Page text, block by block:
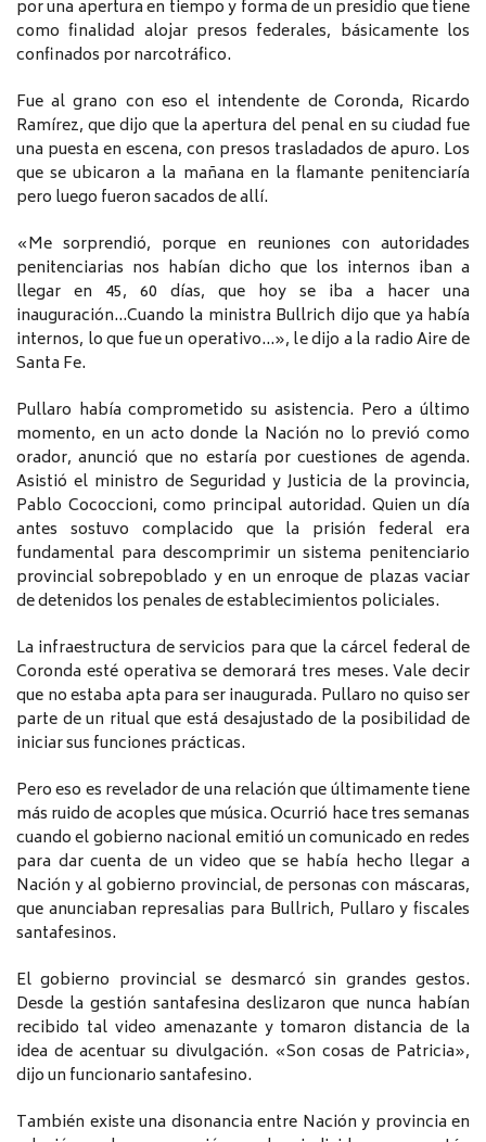
por una apertura en tiempo y forma de un presidio que tiene
como finalidad alojar presos federales, básicamente los
confinados por narcotráfico.
Fue al grano con eso el intendente de Coronda, Ricardo
Ramírez, que dijo que la apertura del penal en su ciudad fue
una puesta en escena, con presos trasladados de apuro. Los
que se ubicaron a la mañana en la flamante penitenciaría
pero luego fueron sacados de allí.
«Me sorprendió, porque en reuniones con autoridades
penitenciarias nos habían dicho que los internos iban a
llegar en 45, 60 días, que hoy se iba a hacer una
inauguración…Cuando la ministra Bullrich dijo que ya había
internos, lo que fue un operativo…», le dijo a la radio Aire de
Santa Fe.
Pullaro había comprometido su asistencia. Pero a último
momento, en un acto donde la Nación no lo previó como
orador, anunció que no estaría por cuestiones de agenda.
Asistió el ministro de Seguridad y Justicia de la provincia,
Pablo Cococcioni, como principal autoridad. Quien un día
antes sostuvo complacido que la prisión federal era
fundamental para descomprimir un sistema penitenciario
provincial sobrepoblado y en un enroque de plazas vaciar
de detenidos los penales de establecimientos policiales.
La infraestructura de servicios para que la cárcel federal de
Coronda esté operativa se demorará tres meses. Vale decir
que no estaba apta para ser inaugurada. Pullaro no quiso ser
parte de un ritual que está desajustado de la posibilidad de
iniciar sus funciones prácticas.
Pero eso es revelador de una relación que últimamente tiene
más ruido de acoples que música. Ocurrió hace tres semanas
cuando el gobierno nacional emitió un comunicado en redes
para dar cuenta de un video que se había hecho llegar a
Nación y al gobierno provincial, de personas con máscaras,
que anunciaban represalias para Bullrich, Pullaro y fiscales
santafesinos.
El gobierno provincial se desmarcó sin grandes gestos.
Desde la gestión santafesina deslizaron que nunca habían
recibido tal video amenazante y tomaron distancia de la
idea de acentuar su divulgación. «Son cosas de Patricia»,
dijo un funcionario santafesino.
También existe una disonancia entre Nación y provincia en